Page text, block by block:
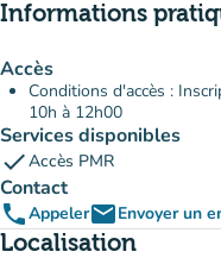
Informations
Accès
Conditions d'accès :
10h à 12h00
Services disponibles
checkAccès PMR
Contact
phoneAppeleremailEnvoyer un
Localisation